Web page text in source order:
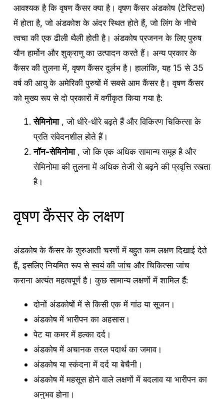
आवश्यक है कि वृषण कैंसर क्या है। वृषण कैंसर अंडकोष (टेस्टिस)
में होता है, जो अंडकोश के अंदर स्थित होते हैं, जो लिंग के नीचे
त्वचा की एक ढीली थैली होती है। अंडकोष प्रजनन के लिए पुरुष
यौन हार्मोन और शुक्राणु का उत्पादन करते हैं। अन्य प्रकार के
कैंसर की तुलना में, वृषण कैंसर दुर्लभ है। हालांकि, यह 15 से 35
वर्ष की आयु के अमेरिकी पुरुषों में सबसे आम कैंसर है। वृषण कैंसर
को मुख्य रूप से दो प्रकारों में वर्गीकृत किया गया है:
सेमिनोमा, जो धीरे-धीरे बढ़ते हैं और विकिरण चिकित्सा के
प्रति संवेदनशील होते हैं।
नॉन-सेमिनोमा, जो कि एक अधिक सामान्य समूह है और
सेमिनोमा की तुलना में अधिक तेजी से बढ़ने की प्रवृत्ति रखता
है।
वृषण कैंसर के लक्षण
अंडकोष के कैंसर के शुरुआती चरणों में बहुत कम लक्षण दिखाई देते
हैं, इसलिए नियमित रूप सेस्वयं की जांचऔर चिकित्सा जांच
कराना अत्यंत महत्वपूर्ण है। कुछ सामान्य लक्षणों में शामिल हैं:
दोनों अंडकोषों में से किसी एक में गांठ या सूजन।
अंडकोष में भारीपन का अहसास।
पेट या कमर में हल्का दर्द।
अंडकोष में अचानक तरल पदार्थ का जमाव।
अंडकोष या स्कंदना में दर्द या बेचैनी।
अंडकोष में महसूस होने वाले लक्षणों में बदलाव या भारीपन का
अनुभव होना।